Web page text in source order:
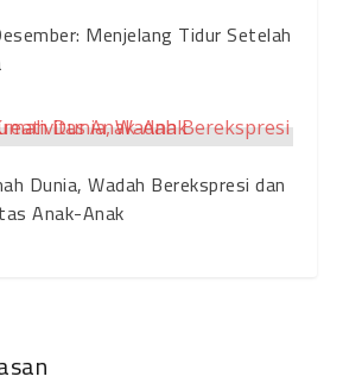
Menjelang Tidur Setelah
Dunia, Wadah Berekspresi dan
Anak-Anak